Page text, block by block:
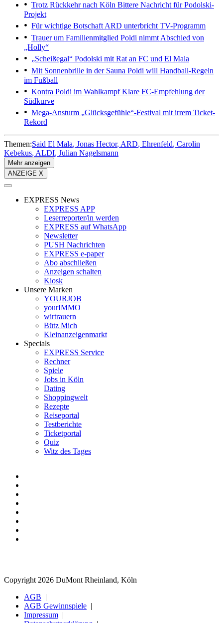
Trotz Rückkehr nach Köln Bittere Nachricht für Podolski-
Projekt
Für wichtige Botschaft ARD unterbricht TV-Programm
Trauer um Familienmitglied Poldi nimmt Abschied von
„Holly“
„Scheißegal“ Podolski mit Rat an FC und El Mala
Mit Sonnenbrille in der Sauna Poldi will Handball-Regeln
im Fußball
Kontra Poldi im WahlkampfKlare FC-Empfehlung der
Südkurve
Mega-Ansturm „Glücksgefühle“-Festival mit irrem Ticket-
Rekord
Themen:Said El Mala Jonas Hector ARD Ehrenfeld Carolin
Kebekus ALDI Julian Nagelsmann
Mehr anzeigen
ANZEIGE X
EXPRESS News
EXPRESS APP
Leserreporter/in werden
EXPRESS auf WhatsApp
Newsletter
PUSH Nachrichten
EXPRESS e-paper
Abo abschließen
Anzeigen schalten
Kiosk
Unsere Marken
YOURJOB
yourIMMO
wirtrauern
Bütz Mich
Kleinanzeigenmarkt
Specials
EXPRESS Service
Rechner
Spiele
Jobs in Köln
Dating
Shoppingwelt
Rezepte
Reiseportal
Testberichte
Ticketportal
Quiz
Witz des Tages
Copyright 2026 DuMont Rheinland, Köln
AGB
AGB Gewinnspiele
Impressum